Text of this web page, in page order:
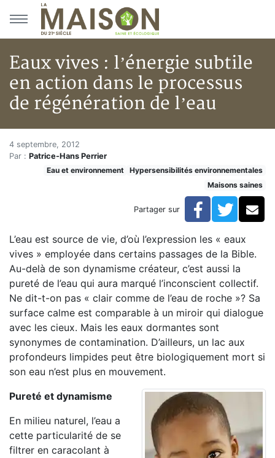
Aller au menu principal
Aller au contenu principal
Eaux vives : l’énergie subtile
en action dans le processus
de régénération de l’eau
Accueil
Articles
Maisons saines
Eaux vives : l’énergie subtile en action dans le
Eaux vives : l’énergie subtile
4 septembre, 2012
Par : Patrice-Hans Perrier
Eau et environnement
Hypersensibilités environnementales
Maisons saines
Partager sur Facebook
L’eau est source de vie, d’où l’expression les « eaux
vives » employée dans certains passages de la Bible.
Au-delà de son dynamisme créateur, c’est aussi la
pureté de l’eau qui aura marqué l’inconscient collectif.
Ne dit-t-on pas « clair comme de l’eau de roche »? Sa
surface calme est comparable à un miroir qui dialogue
avec les cieux. Mais les eaux dormantes sont
synonymes de contamination. D’ailleurs, un lac aux
profondeurs limpides peut être biologiquement mort si
son eau n’est plus en mouvement.
Pureté et dynamisme
En milieu naturel, l’eau a
cette particularité de se
filtrer en caracolant à